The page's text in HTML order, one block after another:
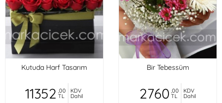
Kutuda Harf Tasarım
11352 ,00
TL
KDV
Dahil
Bir Tebessüm
2760 ,00
TL
KDV
Dahil